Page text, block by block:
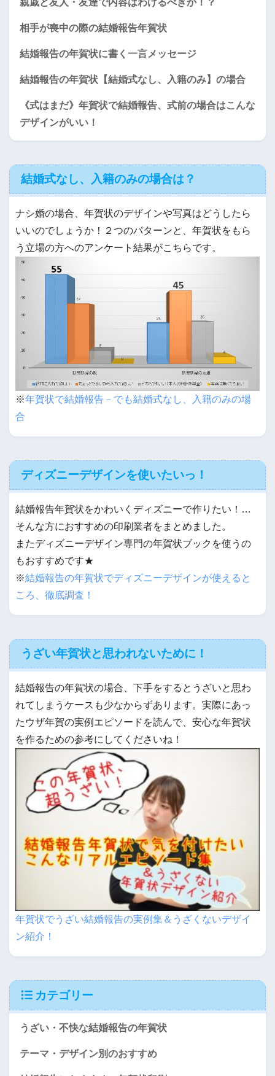
相手が喪中の際の結婚報告年賀状
結婚報告の年賀状に書く一言メッセージ
結婚報告の年賀状【結婚式なし、入籍のみ】の場合
《式はまだ》年賀状で結婚報告、式前の場合はこんな
デザインがいい！
結婚式なし、入籍のみの場合は？
ナシ婚の場合、年賀状のデザインや写真はどうしたら
いいのでしょうか！２つのパターンと、年賀状をもら
う立場の方へのアンケート結果がこちらです。
※年賀状で結婚報告－でも結婚式なし、入籍のみの場
合
ディズニーデザインを使いたいっ！
結婚報告年賀状をかわいくディズニーで作りたい！…
そんな方におすすめの印刷業者をまとめました。
またディズニーデザイン専門の年賀状ブックを使うの
もおすすめです★
※結婚報告の年賀状でディズニーデザインが使えると
ころ、徹底調査！
うざい年賀状と思われないために！
結婚報告の年賀状の場合、下手をするとうざいと思わ
れてしまうケースも少なからずあります。実際にあっ
たウザ年賀の実例エピソードを読んで、安心な年賀状
を作るための参考にしてくださいね！
年賀状でうざい結婚報告の実例集＆うざくないデザイ
ン紹介！
カテゴリー
うざい・不快な結婚報告の年賀状
テーマ・デザイン別のおすすめ